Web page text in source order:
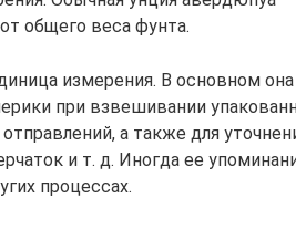
общего веса фунта.
измерения. В основном она
при взвешивании
а также для
и т. д. Иногда ее
процессах.